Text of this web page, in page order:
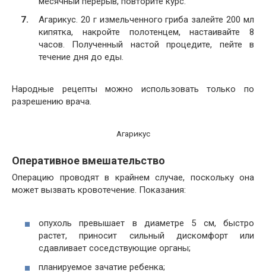
Агарикус. 20 г измельченного гриба залейте 200 мл
кипятка, накройте полотенцем, настаивайте 8
часов. Полученный настой процедите, пейте в
течение дня до еды.
Народные рецепты можно использовать только по
разрешению врача.
Агарикус
Оперативное вмешательство
Операцию проводят в крайнем случае, поскольку она
может вызвать кровотечение. Показания:
опухоль превышает в диаметре 5 см, быстро
растет, приносит сильный дискомфорт или
сдавливает соседствующие органы;
планируемое зачатие ребенка;